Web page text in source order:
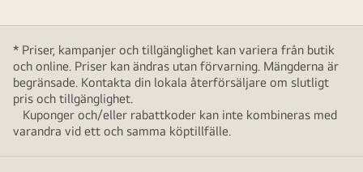
* Priser, kampanjer och tillgänglighet kan variera från butik
och online. Priser kan ändras utan förvarning. Mängderna är
begränsade. Kontakta din lokala återförsäljare om slutligt
pris och tillgänglighet.
Kuponger och/eller rabattkoder kan inte kombineras med
varandra vid ett och samma köptillfälle.